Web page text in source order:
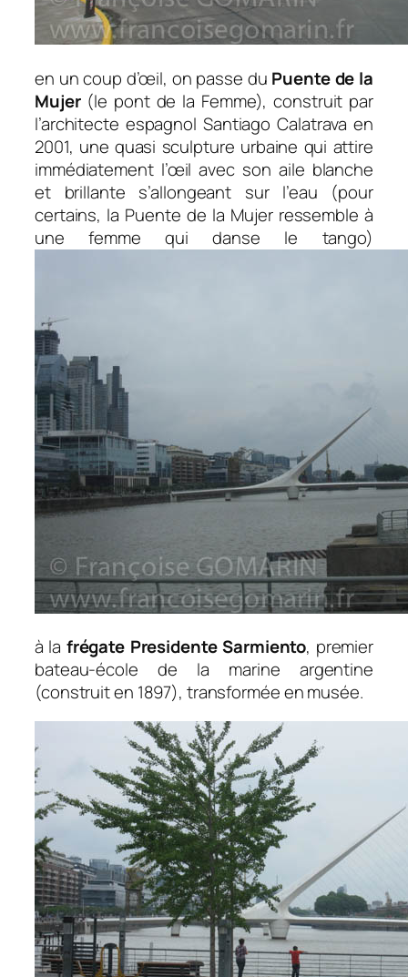
en un coup d’œil, on passe du Puente de la
Mujer(le pont de la Femme), construit par
l’architecte espagnol Santiago Calatrava en
2001, une quasi sculpture urbaine qui attire
immédiatement l’œil avec son aile blanche
et brillante s’allongeant sur l’eau (pour
certains, la Puente de la Mujer ressemble à
une femme qui danse le tango)
à la frégate Presidente Sarmiento, premier
bateau-école de la marine argentine
(construit en 1897), transformée en musée.